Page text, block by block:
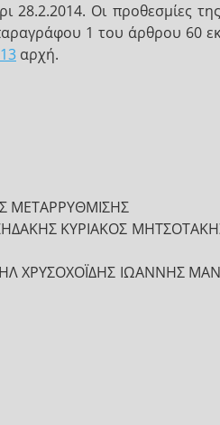
28.2.2014. Οι προθεσμίες
1 του άρθρου 60
αρχή.
ΜΕΤΑΡΡΥΘΜΙΣΗΣ
ΚΥΡΙΑΚΟΣ
ΧΡΥΣΟΧΟΪΔΗΣ ΙΩΑΝΝΗΣ